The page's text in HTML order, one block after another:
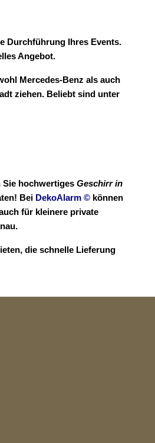
Durchführung Ihres Events.
Angebot.
Mercedes-Benz als auch
ziehen. Beliebt sind unter
Sie hochwertiges Geschirr in
Bei DekoAlarm © können
für kleinere private
die schnelle Lieferung